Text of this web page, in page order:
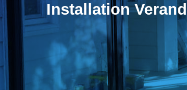
Installation